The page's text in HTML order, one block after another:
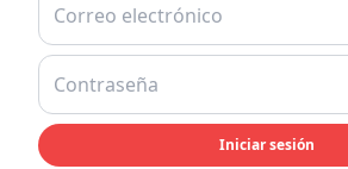
Iniciar sesión